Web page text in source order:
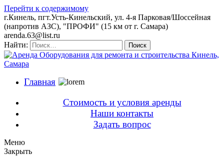
Перейти к содержимому
г.Кинель, пгт.Усть-Кинельский, ул. 4-я Парковая/Шоссейная
(напротив АЗС), "ПРОФИ" (15 км от г. Самара)
arenda.63@list.ru
Найти:
Поиск
Главная
Стоимость и условия аренды
Наши контакты
Задать вопрос
Меню
Закрыть